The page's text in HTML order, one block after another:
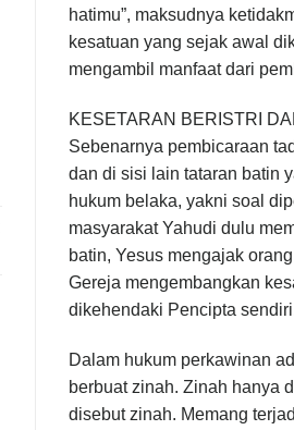
hatimu”, maksudnya
kesatuan yang sejak awal
mengambil manfaat dari
KESETARAN BERISTRI
Sebenarnya pembicaraan
dan di sisi lain tataran batin
hukum belaka, yakni soal
masyarakat Yahudi dulu
batin, Yesus mengajak
Gereja mengembangkan
dikehendaki Pencipta
Dalam hukum perkawinan
berbuat zinah. Zinah hanya
disebut zinah. Memang